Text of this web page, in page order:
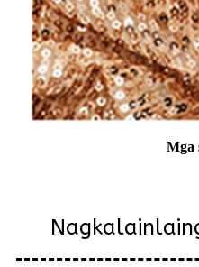
Mga